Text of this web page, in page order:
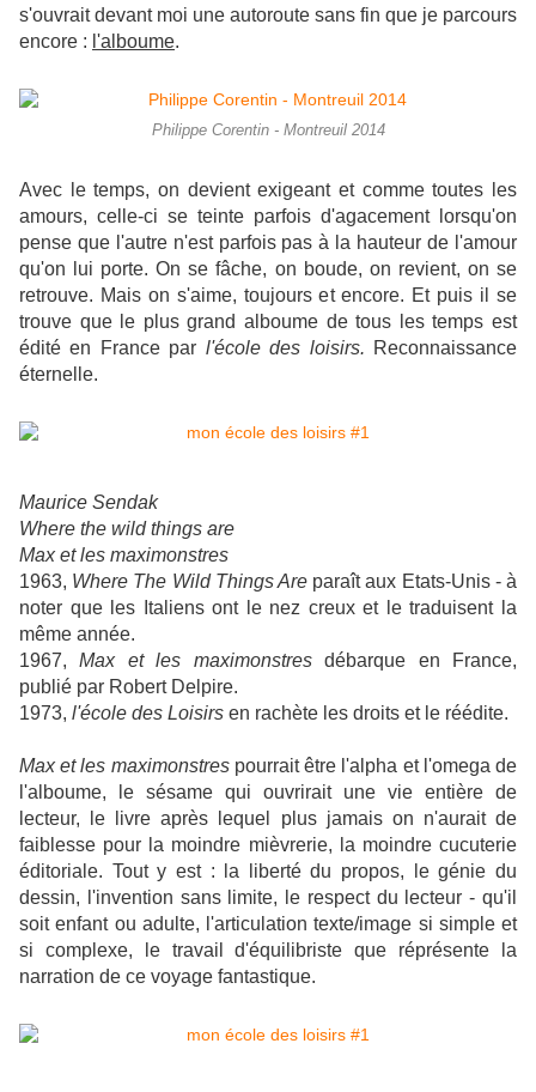
s'ouvrait devant moi une autoroute sans fin que je parcours
encore : l'alboume.
Philippe Corentin - Montreuil 2014
Avec le temps, on devient exigeant et comme toutes les
amours, celle-ci se teinte parfois d'agacement lorsqu'on
pense que l'autre n'est parfois pas à la hauteur de l'amour
qu'on lui porte. On se fâche, on boude, on revient, on se
retrouve. Mais on s'aime, toujours et encore. Et puis il se
trouve que le plus grand alboume de tous les temps est
édité en France par l'école des loisirs. Reconnaissance
éternelle.
Maurice Sendak
Where the wild things are
Max et les maximonstres
1963, Where The Wild Things Are paraît aux Etats-Unis - à
noter que les Italiens ont le nez creux et le traduisent la
même année.
1967,Max et les maximonstresdébarque en France,
publié par Robert Delpire.
1973, l'école des Loisirs en rachète les droits et le réédite.
Max et les maximonstrespourrait être l'alpha et l'omega de
l'alboume, le sésame qui ouvrirait une vie entière de
lecteur, le livre après lequel plus jamais on n'aurait de
faiblesse pour la moindre mièvrerie, la moindre cucuterie
éditoriale. Tout y est : la liberté du propos, le génie du
dessin, l'invention sans limite, le respect du lecteur - qu'il
soit enfant ou adulte, l'articulation texte/image si simple et
si complexe, le travail d'équilibriste que réprésente la
narration de ce voyage fantastique.